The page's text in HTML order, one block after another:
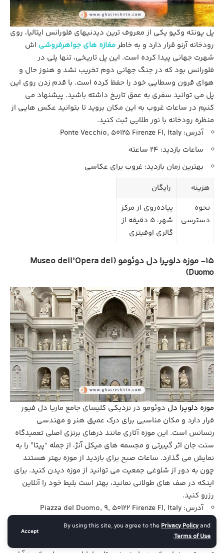
By using this site, you agree to thePrivacy Policyand
Terms of Use
.
Accept
پل پونته وکیو یکی از معروف‌ ترین دیدنیهای فلورانس ایتالیا، روی
رودخانه آرنو قرار دارد و به خاطرمغازه‌ های جواهرفروشی‌ اش
شهرت جهانی پیدا کرده است. این پل تاریخی، تنها پلی در
فلورانس بود که در جنگ جهانی دوم تخریب نشد و هنوز حال‌ و
هوای قرون وسطایی خود را حفظ کرده است. با قدم زدن روی این
پل می توانید سفری به عمق تاریخ داشته باشید. پیشنهاد می
کنیم در ساعات غروب به این مکان بروید تا بتوانید عکس هایی از
منظره رودخانه با نور طلایی ثبت کنید.
آدرس: Ponte Vecchio, 50125 Firenze FI, Italy
ساعات بازدید: 24 ساعته
بهترین زمان بازدید: غروب برای عکاسی
هزینه
رایگان
نحوه
دسترسی
پیاده‌روی از مرکز
شهر، 5 دقیقه از
گالری اوفیتزی
15- موزه دلوپرا دل دوئومو (Museo dell’Opera del
Duomo)
موزه دلوپرا دل دوئومو در نزدیکی کلیسای جامع ماریا دل فیور
قرار دارد و مکان مناسبی برای درک عمیق هنر و مهندسی
رنسانس است. این موزه آثاری مانند درهای برنزی اصلی تعمیدگاه
سنت جان اثر گیبرتی و مجسمه‌ های میکل‌ آنژ، از جمله “پیتا” را به
نمایش می‌ گذارد. ساعات صبح برای بازدید از موزه بهتر هستند
چون به دور از شلوغی جمعیت می توانید از موزه دیدن کنید. برای
اینکه در صف های طولانی نمانید، بهتر است بلیط خود را آنلاین
رزرو کنید.
آدرس: Piazza del Duomo, 9, 50122 Firenze FI, Italy
ها تا 1:45 ظهر).